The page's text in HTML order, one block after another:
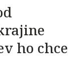
ho chce